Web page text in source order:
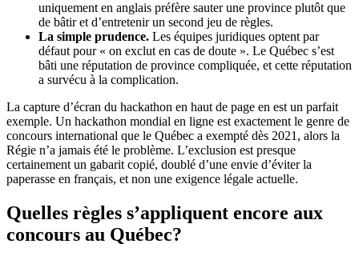
uniquement en anglais préfère sauter une province plutôt que
de bâtir et d’entretenir un second jeu de règles.
La simple prudence. Les équipes juridiques optent par
défaut pour « on exclut en cas de doute ». Le Québec s’est
bâti une réputation de province compliquée, et cette réputation
a survécu à la complication.
La capture d’écran du hackathon en haut de page en est un parfait
exemple. Un hackathon mondial en ligne est exactement le genre de
concours international que le Québec a exempté dès 2021, alors la
Régie n’a jamais été le problème. L’exclusion est presque
certainement un gabarit copié, doublé d’une envie d’éviter la
paperasse en français, et non une exigence légale actuelle.
Quelles règles s’appliquent encore aux
concours au Québec?